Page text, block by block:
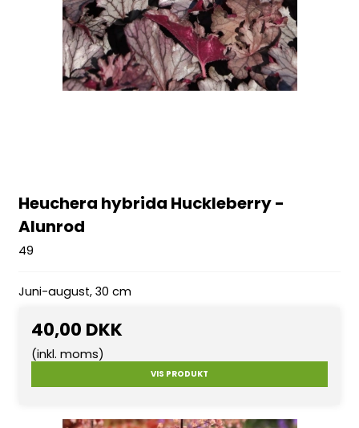
Heuchera hybrida Huckleberry -
Alunrod
49
Juni-august, 30 cm
40,00 DKK
(inkl. moms)
VIS PRODUKT